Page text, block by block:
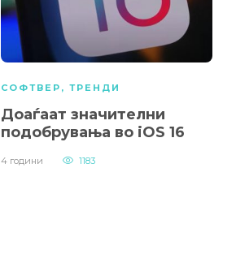
СОФТВЕР , ТРЕНДИ
Доаѓаат значителни
подобрувања во iOS 16
4 години 1183